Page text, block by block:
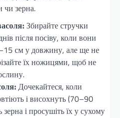
чи зерна.
Збирайте стручки
після посіву, коли вони
см у довжину, але ще не
їх ножицями, щоб не
Дочекайтеся, коли
і висохнуть (70–90
і просушіть їх у сухому